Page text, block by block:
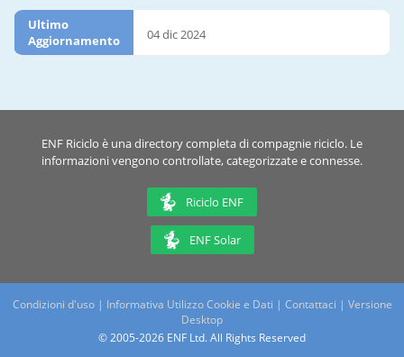
Ultimo
Aggiornamento
04 dic 2024
ENF Riciclo è una directory completa di compagnie riciclo. Le
informazioni vengono controllate, categorizzate e connesse.
Riciclo ENF
ENF Solar
Condizioni d'uso| Informativa Utilizzo Cookie e Dati | Contattaci | Versione
Desktop
© 2005-2026 ENF Ltd. All Rights Reserved